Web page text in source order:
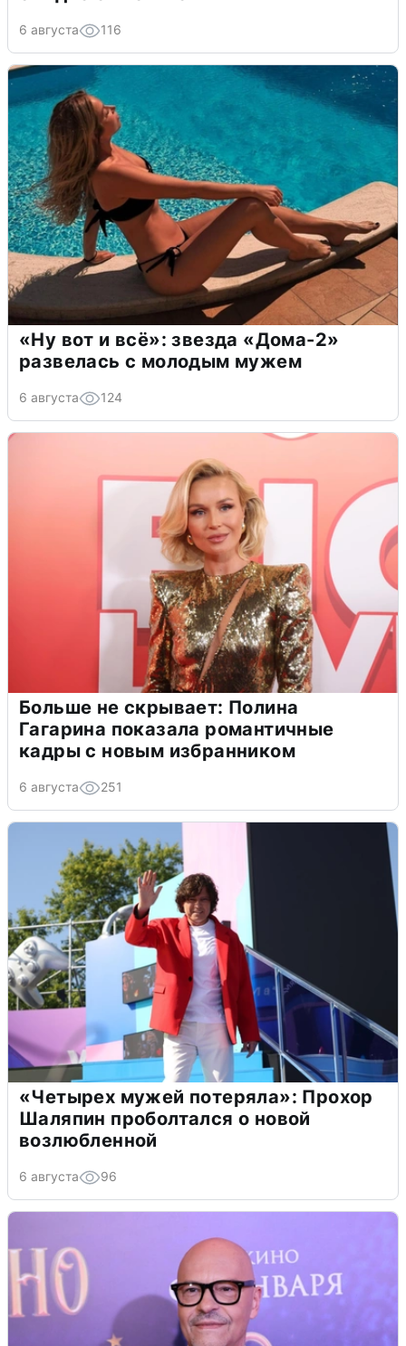
6 августа 116
«Ну вот и всё»: звезда «Дома-2»
развелась с молодым мужем
6 августа 124
Больше не скрывает: Полина
Гагарина показала романтичные
кадры с новым избранником
6 августа 251
«Четырех мужей потеряла»: Прохор
Шаляпин проболтался о новой
возлюбленной
6 августа 96